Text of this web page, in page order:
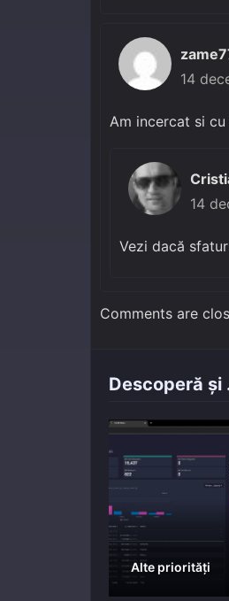
14
Am incercat si
14
Vezi dacă
Comments are
Descoperă și
Alte priorități